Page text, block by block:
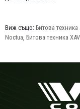
Виж също: Битова техника
Noctua, Битова техника